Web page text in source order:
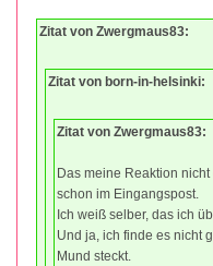
Zitat von Zwergmaus83:
Zitat von born-in-helsinki:
Zitat von Zwergmaus83:
Das meine Reaktion
schon im Eingangspost.
Ich weiß selber, das ich
Und ja, ich finde es nicht
Mund steckt.